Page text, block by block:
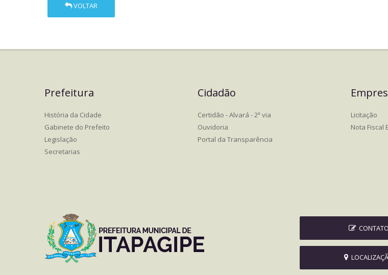
VOLTAR
Prefeitura
História da Cidade
Gabinete do Prefeito
Legislação
Secretarias
Cidadão
Certidão - Alvará - 2ª via
Ouvidoria
Portal da Transparência
Licitação
Nota Fiscal
CONTATO